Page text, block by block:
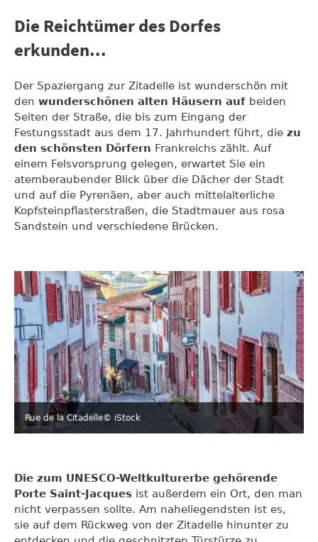
Die Reichtümer des Dorfes
erkunden...
Der Spaziergang zur Zitadelle ist wunderschön mit
den wunderschönen alten Häusern auf beiden
Seiten der Straße, die bis zum Eingang der
Festungsstadt aus dem 17. Jahrhundert führt, die zu
den schönsten Dörfern Frankreichs zählt. Auf
einem Felsvorsprung gelegen, erwartet Sie ein
atemberaubender Blick über die Dächer der Stadt
und auf die Pyrenäen, aber auch mittelalterliche
Kopfsteinpflasterstraßen, die Stadtmauer aus rosa
Sandstein und verschiedene Brücken.
Rue de la Citadelle© iStock
Die zum UNESCO-Weltkulturerbe gehörende
Porte Saint-Jacques ist außerdem ein Ort, den man
nicht verpassen sollte. Am naheliegendsten ist es,
sie auf dem Rückweg von der Zitadelle hinunter zu